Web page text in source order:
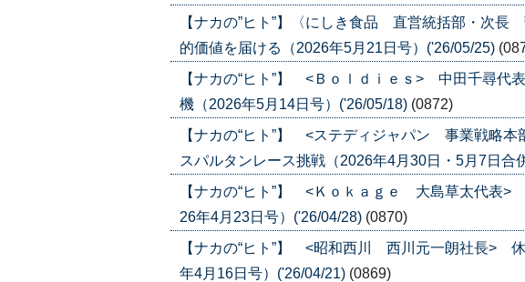
【ナカの”ヒト”】〈にしき食品 直営統括部・次
的価値を届ける（2026年5月21日号）('26/05/25)
【ナカの“ヒト”】 <Ｂｏｌｄｉｅｓ> 中田千尋代
機（2026年5月14日号）('26/05/18) (0872)
【ナカの“ヒト”】 <ステディジャパン 事業戦略
スパルタンレース挑戦（2026年4月30日・5月7日合
【ナカの“ヒト”】 <Ｋｏｋａｇｅ 大島草太代表>
26年4月23日号）('26/04/28) (0870)
【ナカの“ヒト”】 <昭和西川 西川元一朗社長>
年4月16日号）('26/04/21) (0869)